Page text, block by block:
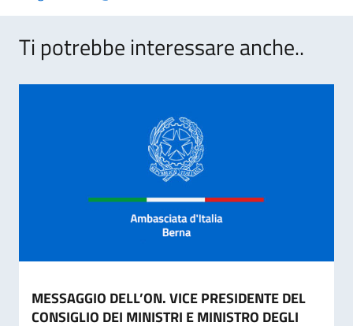
Ti potrebbe interessare anche..
MESSAGGIO DELL’ON. VICE PRESIDENTE DEL
CONSIGLIO DEI MINISTRI E MINISTRO DEGLI